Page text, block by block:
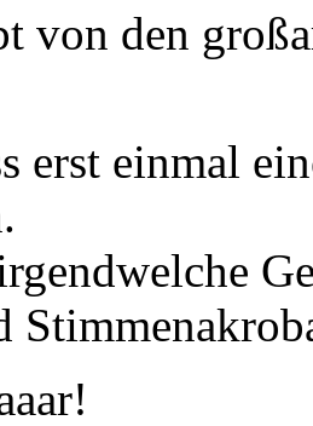
von den
erst einmal